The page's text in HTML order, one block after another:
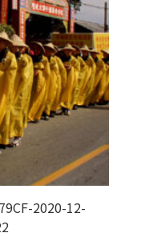
2020-12-